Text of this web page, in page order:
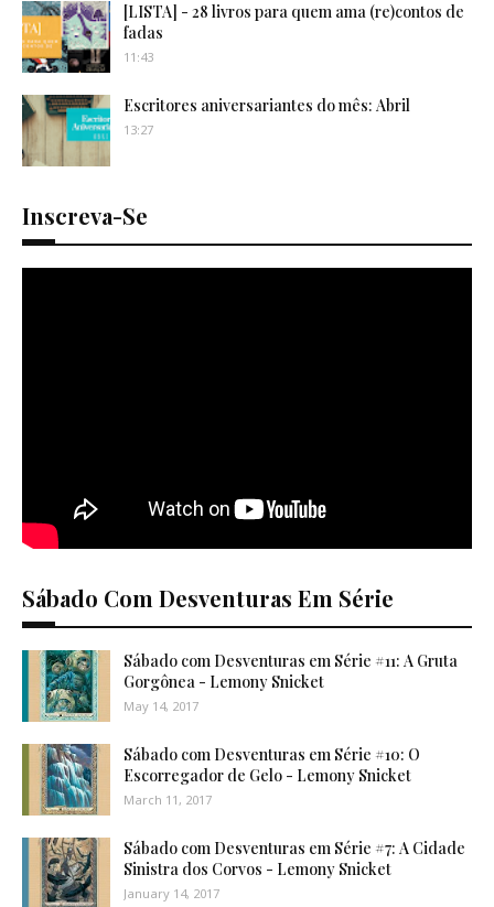
[LISTA] - 28 livros para quem ama (re)contos de
fadas
11:43
Escritores aniversariantes do mês: Abril
13:27
Inscreva-Se
Sábado Com Desventuras Em Série
Sábado com Desventuras em Série #11: A Gruta
Gorgônea - Lemony Snicket
May 14, 2017
Sábado com Desventuras em Série #10: O
Escorregador de Gelo - Lemony Snicket
March 11, 2017
Sábado com Desventuras em Série #7: A Cidade
Sinistra dos Corvos - Lemony Snicket
January 14, 2017